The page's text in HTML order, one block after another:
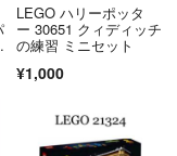
LEGO ハリーポッタ
ー 30651 クィディッチ
の練習 ミニセット
¥1,000